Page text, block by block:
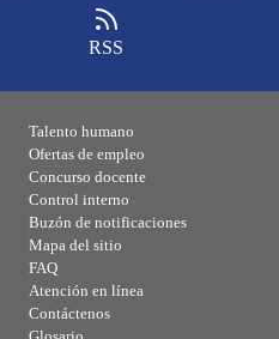
RSS
Talento humano
Ofertas de empleo
Concurso docente
Control interno
Buzón de notificaciones
Mapa del sitio
FAQ
Atención en línea
Contáctenos